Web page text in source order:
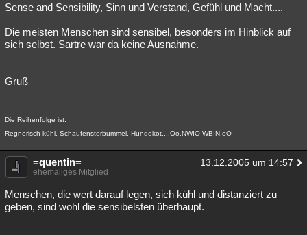
Sense and Sensibility, Sinn und Verstand, Gefühl und Macht....
Die meisten Menschen sind sensibel, besonders im Hinblick auf
sich selbst. Sartre war da keine Ausnahme.
Gruß
Die Reihenfolge ist:
Regnerisch kühl, Schaufensterbummel, Hundekot....Oo.NWIO-WBIN.oO
=quentin= 13.12.2005 um 14:57
ehemaliges Mitglied
Menschen, die wert darauf legen, sich kühl und distanziert zu
geben, sind wohl die sensibelsten überhaupt.